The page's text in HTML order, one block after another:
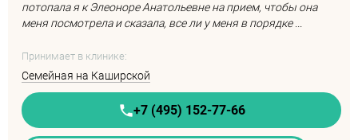
потопала я к Элеоноре Анатольевне на прием, чтобы она
меня посмотрела и сказала, все ли у меня в порядке ...
Принимает в клинике:
Семейная на Каширской
+7 (495) 152-77-66